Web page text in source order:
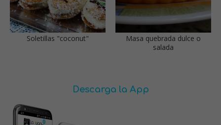
Soletillas "coconut"
Masa quebrada dulce o
salada
Descarga la App